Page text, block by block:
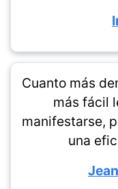
Cuanto más
más fácil
manifestarse,
una